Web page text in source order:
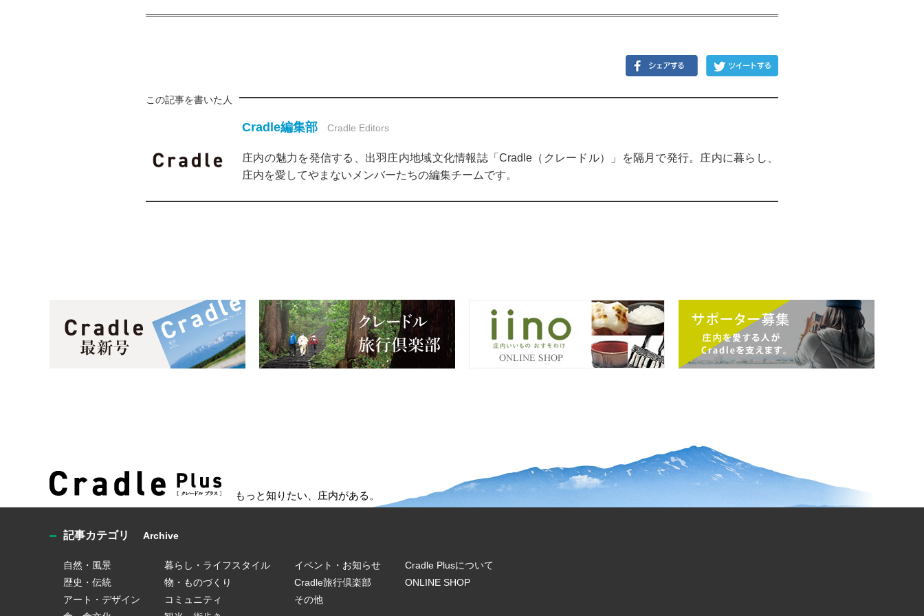
この記事を書いた人
Cradle編集部 Cradle Editors
庄内の魅力を発信する、出羽庄内地域文化情報誌「Cradle（クレードル）」を隔月で発行。庄内に暮らし、
庄内を愛してやまないメンバーたちの編集チームです。
もっと知りたい、庄内がある。
記事カテゴリ Archive
自然・風景
歴史・伝統
アート・デザイン
暮らし・ライフスタイル
物・ものづくり
コミュニティ
イベント・お知らせ
Cradle旅行倶楽部
その他
Cradle Plusについて
ONLINE SHOP